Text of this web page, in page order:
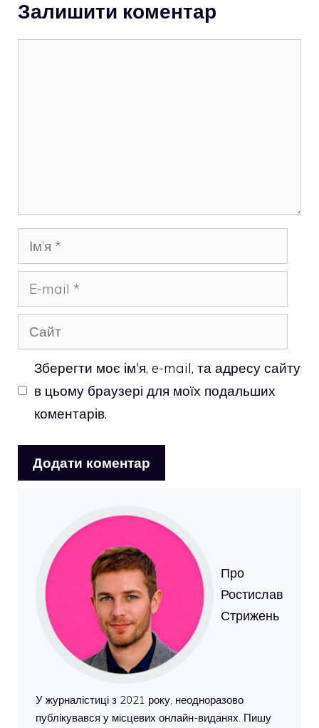
Залишити коментар
Ім’я
mail
Сайт
Зберегти моє ім'я, e-mail, та адресу сайту
в цьому браузері для моїх подальших
коментарів.
Про
Ростислав
Стрижень
У журналістиці з 2021 року, неодноразово
публікувався у місцевих онлайн-виданях. Пишу